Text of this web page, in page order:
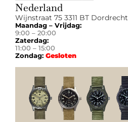
Nederland
Wijnstraat 75 3311 BT Dordrecht
Maandag – Vrijdag:
9:00 – 20:00
Zaterdag:
11:00 – 15:00
Zondag: Gesloten